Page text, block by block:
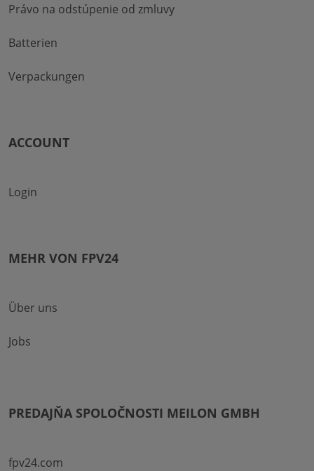
Právo na odstúpenie od zmluvy
Batterien
Verpackungen
ACCOUNT
Login
MEHR VON FPV24
Über uns
Jobs
PREDAJŇA SPOLOČNOSTI MEILON GMBH
fpv24.com